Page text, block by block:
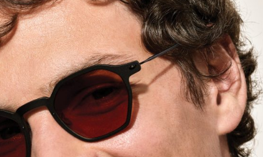
Serisi Genişliyor
Atlantic koleksiyonunu iki çarpıcı yeni gözlük modeliyle
Anglo-Sakson zarafetinin harmanlandığı bu tasarımlar,
yansıtan cesur çizgiler ve heykelsi bir hassasiyetle dikkat
bloğundan üretilen bu yeni modeller hem ifade gücü yüksek
ve Mayfair adını taşıyan modeller, köşeli formlara özgün
emin ve kentli bir zarafet yansıtan düz ve belirgin üst
bir tasarıma modern bir dokunuş getirerek zarafeti ince
de benzersiz bir dokunsal deneyim sunan özel Silk Feel yüzey